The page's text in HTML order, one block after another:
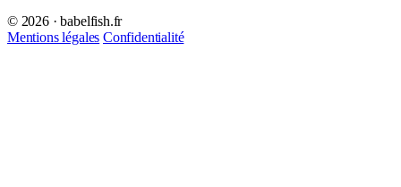
© 2026 · babelfish.fr
Mentions légales Confidentialité